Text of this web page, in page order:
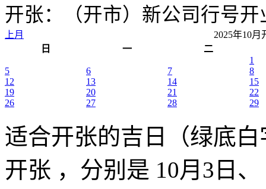
开张：（开市）新公司行号
上月
2025年10
日
一
二
1
5
6 7
8
12
13 14
15
19
20 21
22
26
27 28 29
适合开张的吉日（绿底白
开张 ，分别是 10月3日